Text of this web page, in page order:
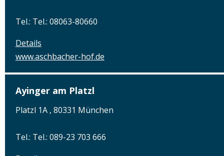
Tel.: Tel.: 08063-80660
Details
www.aschbacher-hof.de
Ayinger am Platzl
Platzl 1A , 80331 München
Tel.: Tel.: 089-23 703 666